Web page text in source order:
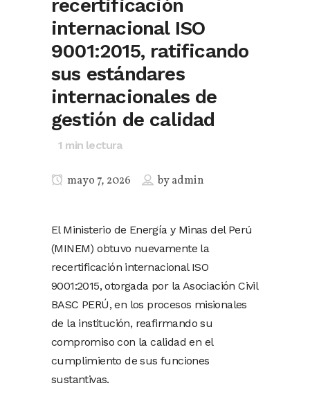
recertificación
internacional ISO
9001:2015, ratificando
sus estándares
internacionales de
gestión de calidad
1 min lectura
mayo 7, 2026 byadmin
El Ministerio de Energía y Minas del Perú
(MINEM) obtuvo nuevamente la
recertificación internacional ISO
9001:2015, otorgada por la Asociación Civil
BASC PERÚ, en los procesos misionales
de la institución, reafirmando su
compromiso con la calidad en el
cumplimiento de sus funciones
sustantivas.